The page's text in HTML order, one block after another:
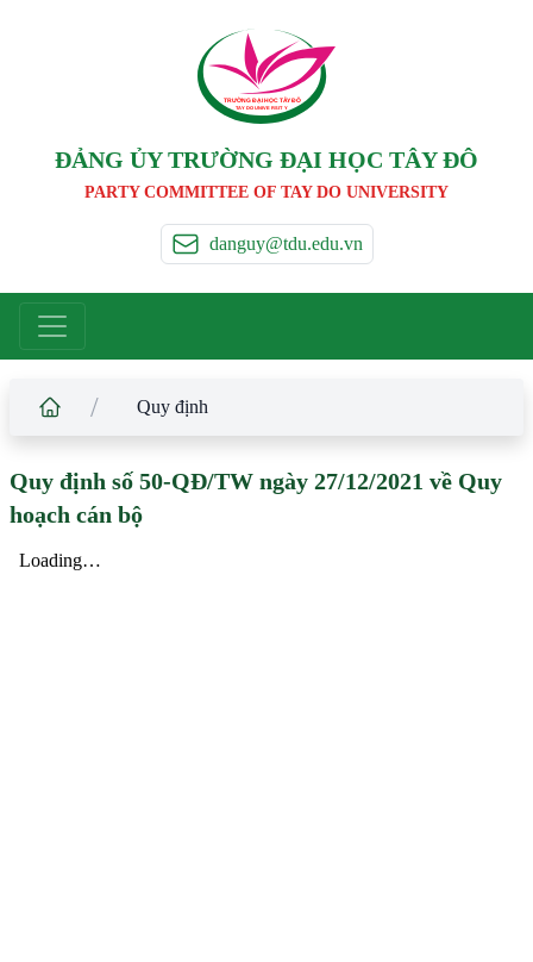
TRƯỜNG ĐẠI HỌC TÂY ĐÔ
TAY DO UNIVERSIT Y
ĐẢNG ỦY TRƯỜNG ĐẠI HỌC TÂY ĐÔ
PARTY COMMITTEE OF TAY DO UNIVERSITY
danguy@tdu.edu.vn
/ Quy định
Quy định số 50-QĐ/TW ngày 27/12/2021 về Quy
hoạch cán bộ